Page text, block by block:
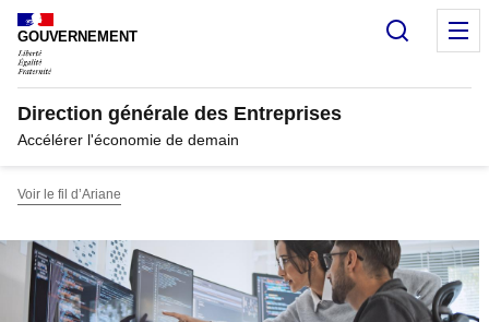
Panneau de gestion des cookies
GOUVERNEMENT
Direction générale des Entreprises
Accélérer l'économie de demain
Voir le fil d’Ariane